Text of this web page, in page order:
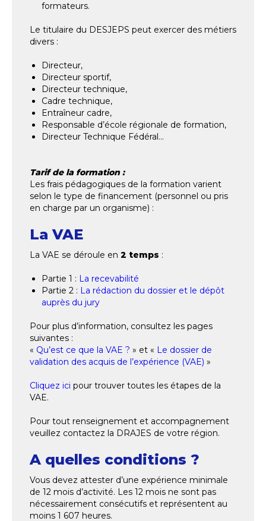
formateurs.
Le titulaire du DESJEPS peut exercer des métiers
divers :
Directeur,
Directeur sportif,
Directeur technique,
Cadre technique,
Entraîneur cadre,
Responsable d’école régionale de formation,
Directeur Technique Fédéral…
Tarif de la formation :
Les frais pédagogiques de la formation varient
selon le type de financement (personnel ou pris
en charge par un organisme) :
La VAE
La VAE se déroule en 2 temps :
Partie 1 : La recevabilité
Partie 2 : La rédaction du dossier et le dépôt
auprès du jury
Pour plus d’information, consultez les pages
suivantes :
« Qu’est ce que la VAE ? » et « Le dossier de
validation des acquis de l’expérience (VAE) »
Cliquez ici pour trouver toutes les étapes de la
VAE.
Pour tout renseignement et accompagnement
veuillez contactez la DRAJES de votre région.
A quelles conditions ?
Vous devez attester d’une expérience minimale
de 12 mois d’activité. Les 12 mois ne sont pas
nécessairement consécutifs et représentent au
moins 1 607 heures.